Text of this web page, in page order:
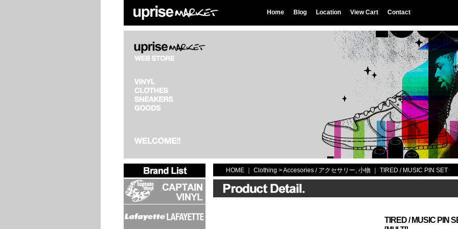
Home Blog Location View Cart Contact
HOME ｜ Clothing >Accesories / アクセサリー, 小物 TIRED / MUSIC PIN SET
TIRED / MUSIC PIN